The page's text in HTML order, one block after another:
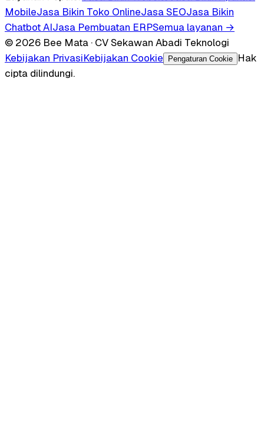
MobileJasa Bikin Toko OnlineJasa SEOJasa Bikin
Chatbot AIJasa Pembuatan ERPSemua layanan →
© 2026 Bee Mata · CV Sekawan Abadi Teknologi
Kebijakan PrivasiKebijakan Cookie Pengaturan Cookie
Hak
cipta dilindungi.